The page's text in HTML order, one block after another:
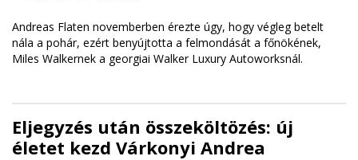
Andreas Flaten novemberben érezte úgy, hogy végleg betelt
nála a pohár, ezért benyújtotta a felmondását a főnökének,
Miles Walkernek a georgiai Walker Luxury Autoworksnál.
Eljegyzés után összeköltözés: új
életet kezd Várkonyi Andrea